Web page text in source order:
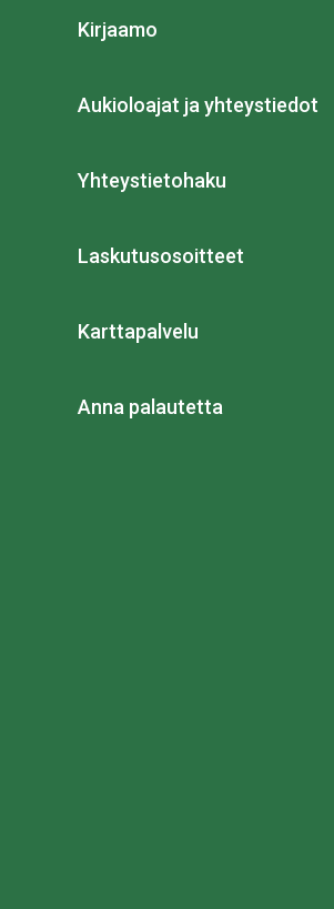
Kirjaamo
Aukioloajat ja yhteystiedot
Yhteystietohaku
Laskutusosoitteet
Karttapalvelu
Anna palautetta